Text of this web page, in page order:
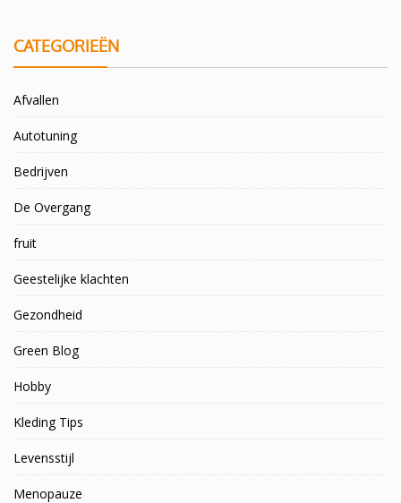
CATEGORIEËN
Afvallen
Autotuning
Bedrijven
De Overgang
fruit
Geestelijke klachten
Gezondheid
Green Blog
Hobby
Kleding Tips
Levensstijl
Menopauze